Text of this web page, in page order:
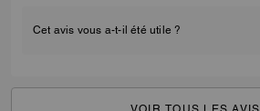
Cet avis vous a-t-il été utile ?